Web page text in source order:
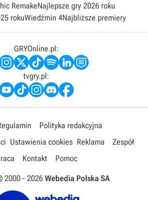
RemakeNajlepsze gry 2026 roku
rokuWiedźmin 4Najbliższe premiery
GRYOnline.pl:
tvgry.pl:
Polityka redakcyjna
Ustawienia cookies Reklama
Zespół
Kontakt Pomoc
2000 - 2026 Webedia Polska SA